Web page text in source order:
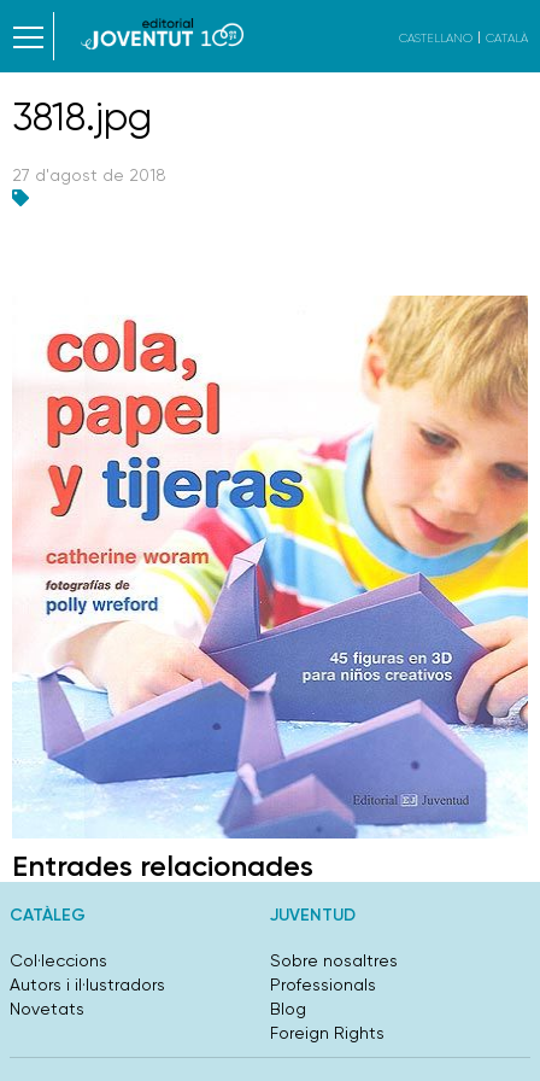
CASTELLANO CATALÀ
3818.jpg
27 d'agost de 2018
Entrades relacionades
CATÀLEG
Col·leccions
Autors i il·lustradors
Novetats
JUVENTUD
Sobre nosaltres
Professionals
Blog
Foreign Rights